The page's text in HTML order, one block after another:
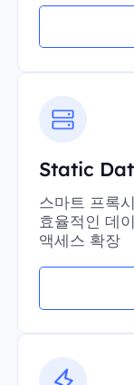
Static
스마트 프록
효율적인 데
액세스 확장